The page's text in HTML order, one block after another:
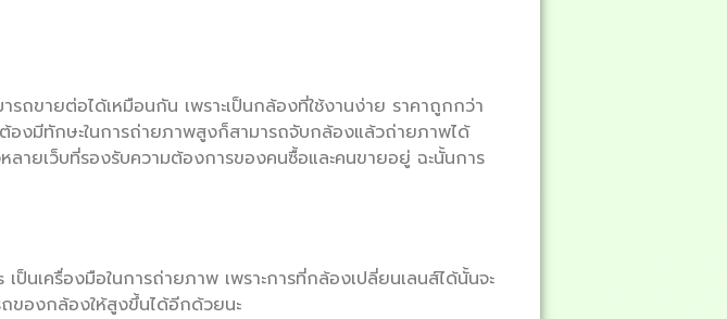
ขายต่อได้เหมือนกัน เพราะเป็นกล้องที่ใช้งานง่าย ราคาถูกกว่า
องมีทักษะในการถ่ายภาพสูงก็สามารถจับกล้องแล้วถ่ายภาพได้
ายเว็บที่รองรับความต้องการของคนซื้อและคนขายอยู่ ฉะนั้นการ
นเครื่องมือในการถ่ายภาพ เพราะการที่กล้องเปลี่ยนเลนส์ได้นั้นจะ
ของกล้องให้สูงขึ้นได้อีกด้วยนะ